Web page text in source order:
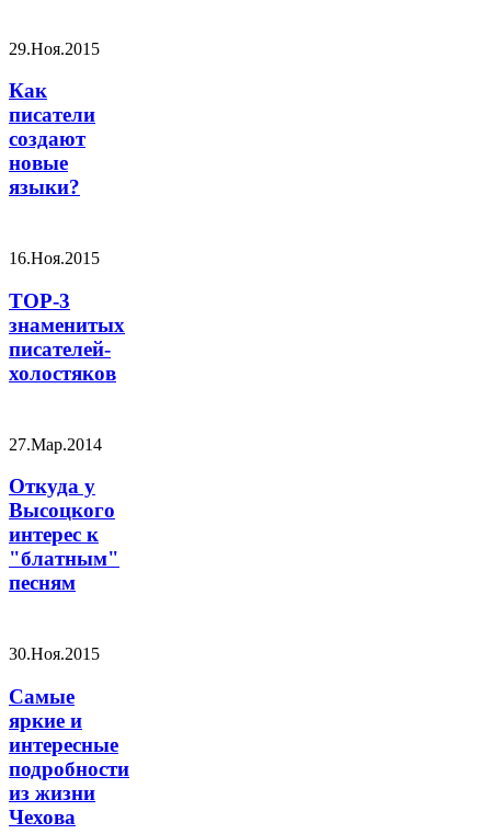
29.Ноя.2015
Как
писатели
создают
новые
языки?
16.Ноя.2015
TOP-3
знаменитых
писателей-
холостяков
27.Мар.2014
Откуда у
Высоцкого
интерес к
"блатным"
песням
30.Ноя.2015
Самые
яркие и
интересные
подробности
из жизни
Чехова